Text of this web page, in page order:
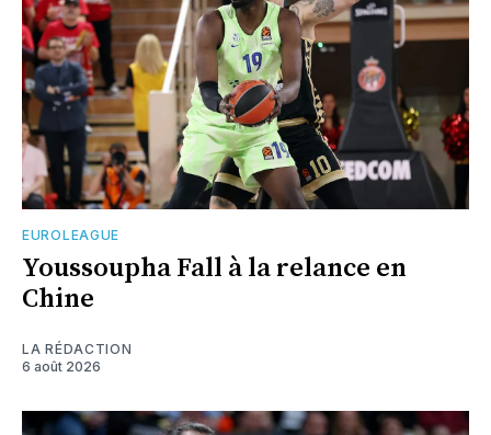
EUROLEAGUE
Youssoupha Fall à la relance en
Chine
LA RÉDACTION
6 août 2026